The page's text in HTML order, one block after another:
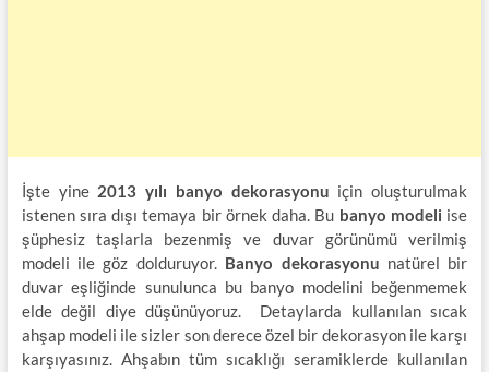
İşte yine2013 yılı banyo dekorasyonu için oluşturulmak
istenen sıra dışı temaya bir örnek daha. Bu banyo modeli ise
şüphesiz taşlarla bezenmiş ve duvar görünümü verilmiş
modeli ile göz dolduruyor.Banyo dekorasyonu natürel bir
duvar eşliğinde sunulunca bu banyo modelini beğenmemek
elde değil diye düşünüyoruz. Detaylarda kullanılan sıcak
ahşap modeli ile sizler son derece özel bir dekorasyon ile karşı
karşıyasınız. Ahşabın tüm sıcaklığı seramiklerde kullanılan